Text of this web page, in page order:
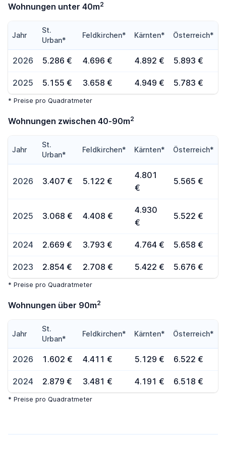
Wohnungen unter 40m2
Jahr
St.
Urban*
Feldkirchen* Kärnten* Österreich*
2026 5.286 € 4.696 € 4.892 € 5.893 €
2025 5.155 € 3.658 € 4.949 € 5.783 €
* Preise pro Quadratmeter
Wohnungen zwischen 40-90m2
Jahr
St.
Urban*
Feldkirchen* Kärnten* Österreich*
2026 3.407 € 5.122 €
4.801
€
5.565 €
2025 3.068 € 4.408 €
4.930
€
5.522 €
2024 2.669 € 3.793 € 4.764 € 5.658 €
2023 2.854 € 2.708 € 5.422 € 5.676 €
* Preise pro Quadratmeter
Wohnungen über 90m2
Jahr
St.
Urban*
Feldkirchen* Kärnten* Österreich*
2026 1.602 € 4.411 € 5.129 € 6.522 €
2024 2.879 € 3.481 € 4.191 € 6.518 €
* Preise pro Quadratmeter